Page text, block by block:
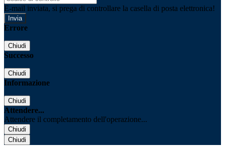
E-mail inviata, si prega di controllare la casella di posta elettronica!
Errore
Chiudi
Successo
Chiudi
Informazione
Chiudi
Attendere...
Attendere il completamento dell'operazione...
Chiudi
Chiudi